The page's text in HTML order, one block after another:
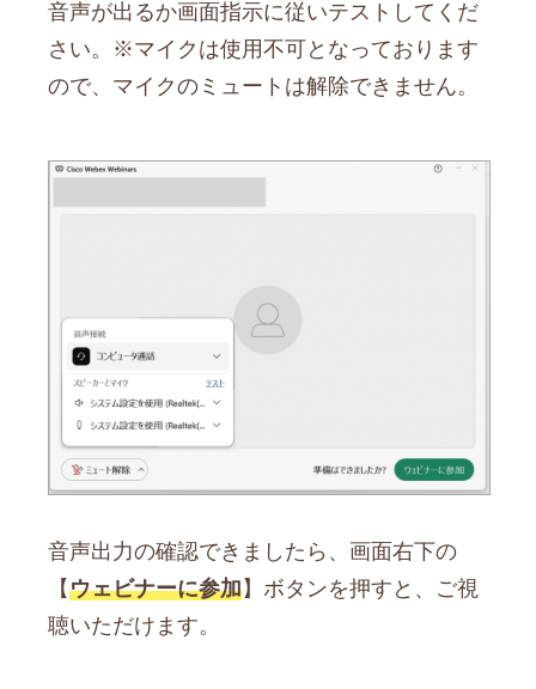
音声が出るか画面指示に従いテストしてくだ
さい。※マイクは使用不可となっております
ので、マイクのミュートは解除できません。
音声出力の確認できましたら、画面右下の
【ウェビナーに参加】ボタンを押すと、ご視
聴いただけます。